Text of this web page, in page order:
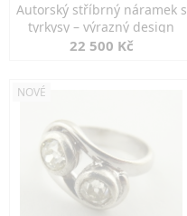
Autorský stříbrný náramek s
tyrkysy – výrazný design
22 500 Kč
NOVÉ